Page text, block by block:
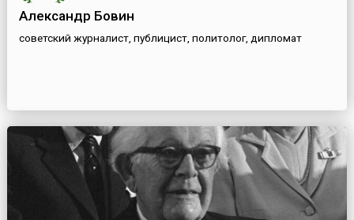
Александр Бовин
советский журналист, публицист, политолог, дипломат